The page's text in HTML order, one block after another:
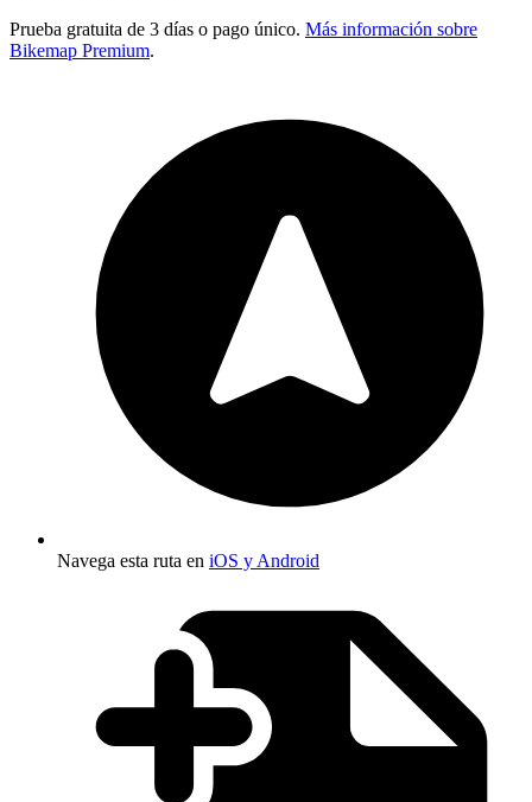
Prueba gratuita de 3 días o pago único. Más información sobre
Bikemap Premium.
Navega esta ruta en iOS y Android